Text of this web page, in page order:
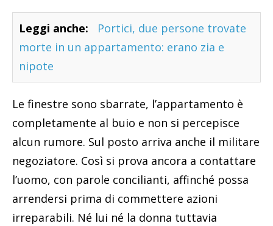
Leggi anche:
Portici, due persone trovate
morte in un appartamento: erano zia e
nipote
Le finestre sono sbarrate, l’appartamento è
completamente al buio e non si percepisce
alcun rumore. Sul posto arriva anche il militare
negoziatore. Così si prova ancora a contattare
l’uomo, con parole concilianti, affinché possa
arrendersi prima di commettere azioni
irreparabili. Né lui né la donna tuttavia